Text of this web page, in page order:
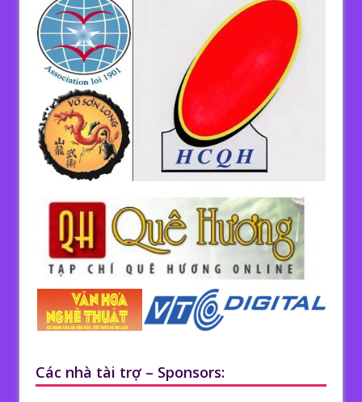
Các nhà tài trợ – Sponsors: